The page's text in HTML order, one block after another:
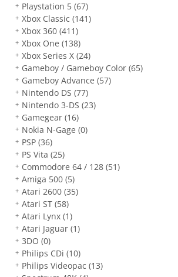
Playstation 5(67)
Xbox Classic(141)
Xbox 360(411)
Xbox One(138)
Xbox Series X(24)
Gameboy / Gameboy Color(65)
Gameboy Advance(57)
Nintendo DS(77)
Nintendo 3-DS(23)
Gamegear(16)
Nokia N-Gage(0)
PSP(36)
PS Vita(25)
Commodore 64 / 128(51)
Amiga 500(5)
Atari 2600(35)
Atari ST(58)
Atari Lynx(1)
Atari Jaguar(1)
3DO(0)
Philips CDi(10)
Philips Videopac(13)